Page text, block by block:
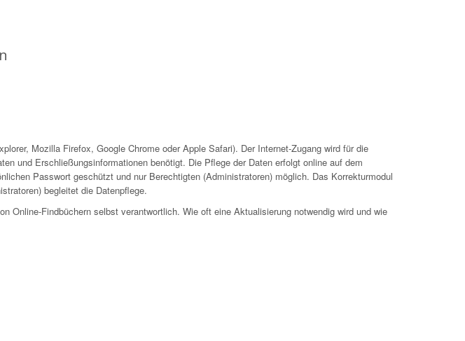
Mozilla Firefox, Google Chrome oder Apple Safari). Der Internet-Zugang wird für die
und Erschließungsinformationen benötigt. Die Pflege der Daten erfolgt online auf dem
Passwort geschützt und nur Berechtigten (Administratoren) möglich. Das Korrekturmodul
begleitet die Datenpflege.
Online-Findbüchern selbst verantwortlich. Wie oft eine Aktualisierung notwendig wird und wie